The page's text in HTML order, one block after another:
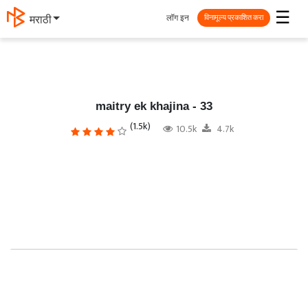
தமிழ் ☰
लॉग इन विनामूल्य प्रकाशित करा
maitry ek khajina - 33
(1.5k) 10.5k 4.7k